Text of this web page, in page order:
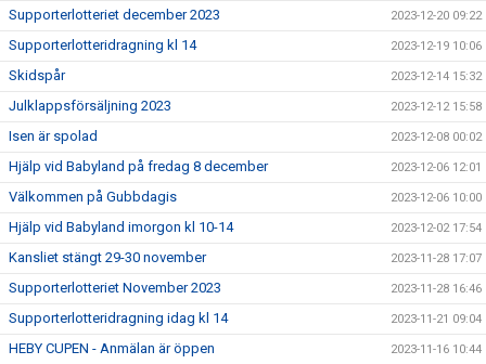
Supporterlotteriet december 2023 2023-12-20 09:22
Supporterlotteridragning kl 14 2023-12-19 10:06
Skidspår 2023-12-14 15:32
Julklappsförsäljning 2023 2023-12-12 15:58
Isen är spolad 2023-12-08 00:02
Hjälp vid Babyland på fredag 8 december 2023-12-06 12:01
Välkommen på Gubbdagis 2023-12-06 10:00
Hjälp vid Babyland imorgon kl 10-14 2023-12-02 17:54
Kansliet stängt 29-30 november 2023-11-28 17:07
Supporterlotteriet November 2023 2023-11-28 16:46
Supporterlotteridragning idag kl 14 2023-11-21 09:04
HEBY CUPEN - Anmälan är öppen 2023-11-16 10:44